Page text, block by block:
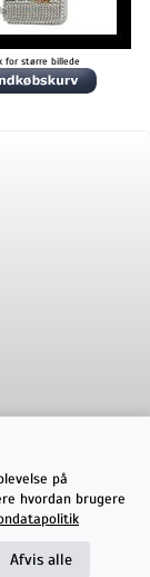
for større billede
på
hvordan brugere
Afvis alle